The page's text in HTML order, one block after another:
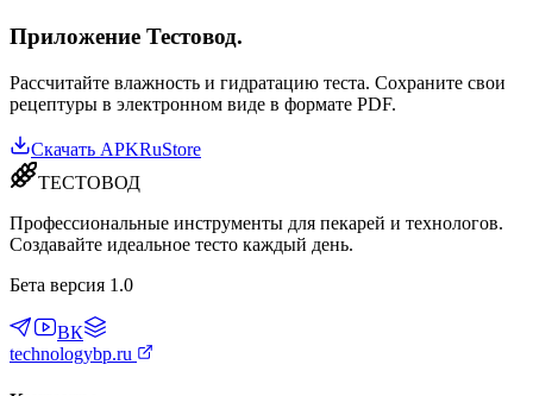
Рассчитайте влажность и гидратацию теста. Сохраните свои
Скачать APKRuStore
ТЕСТОВОД
Профессиональные инструменты для пекарей и технологов.
Бета версия 1.0
ВК
technologybp.ru
Контакты